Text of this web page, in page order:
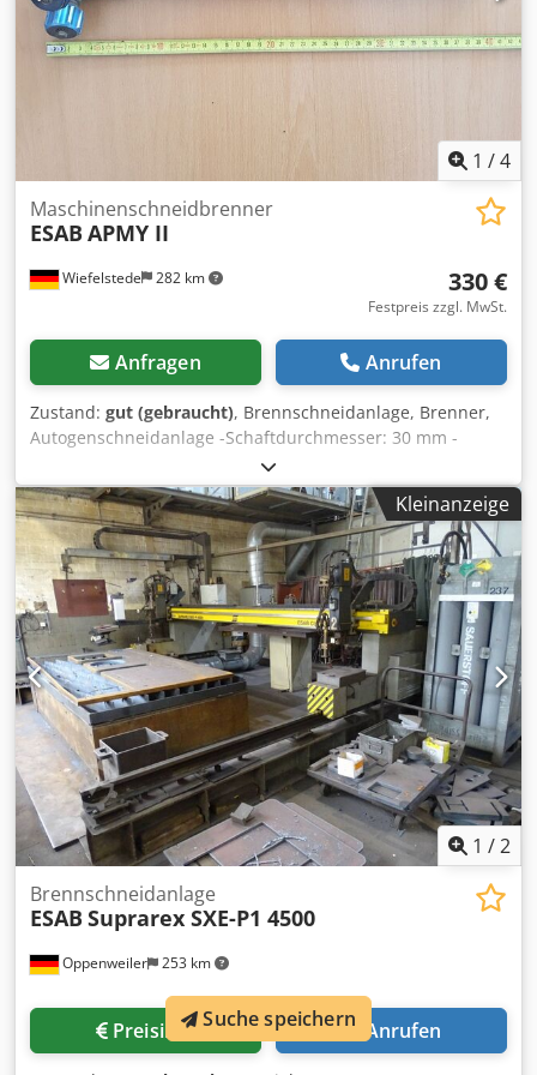
1 /4
Wiefelstede 282 km
Maschinenschneidbrenner
ESAB APMY II
330 €
Festpreis zzgl. MwSt.
Anfragen Anrufen
Zustand: gut (gebraucht), Brennschneidanlage, Brenner,
Autogenschneidanlage -Schaftdurchmesser: 30 mm -
Schaftlänge: 220 mm (260 mm mit Muffe) -Gesamtlänge:
405 mm -für: 16 mm Düsendurchmesser Chsdpfefhxpxjx
Afdja -Gewicht: 1,3 kg
Kleinanzeige
1 /2
Oppenweiler 253 km
Brennschneidanlage
ESAB Suprarex SXE-P1 4500
Preisinfo Anrufen
Suche speichern